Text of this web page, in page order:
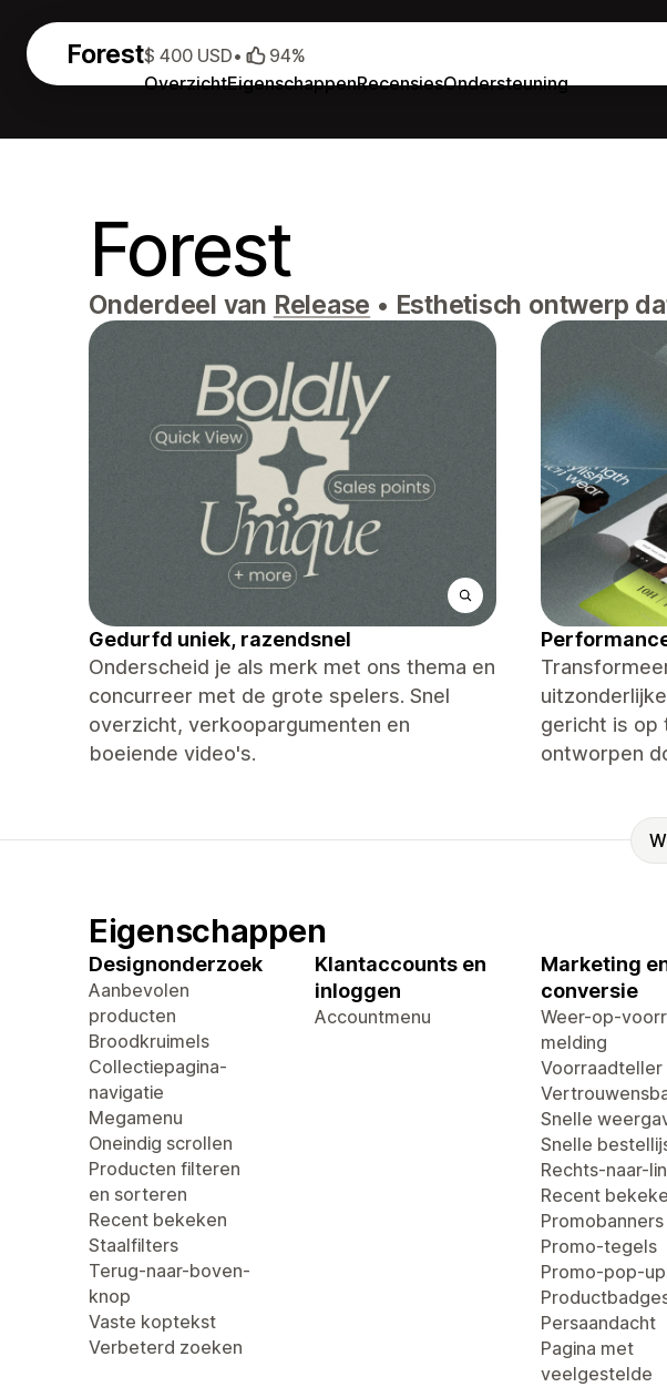
Forest
OverzichtEigenschappenRecensiesOndersteuning
$ 400 USD• 94%
Forest
Onderdeel van Release • Esthetisch ontwerp
Gedurfd uniek, razendsnel
Onderscheid je als merk met ons thema en
concurreer met de grote spelers. Snel
overzicht, verkoopargumenten en
boeiende video's.
gericht is op
ontworpen
Eigenschappen
Designonderzoek
Aanbevolen
producten
Broodkruimels
Collectiepagina-
navigatie
Megamenu
Oneindig scrollen
Producten filteren
en sorteren
Recent bekeken
Staalfilters
Terug-naar-boven-
knop
Vaste koptekst
Verbeterd zoeken
Klantaccounts en
inloggen
Accountmenu
Marketing
conversie
Weer-op-
melding
Voorraadteller
Snelle
Snelle
Rechts-naar-
Recent
Promobanners
Promo-tegels
Promo-pop-
Persaandacht
Pagina met
veelgestelde